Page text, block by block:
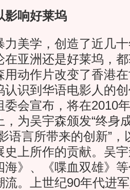
响好莱坞
学，创造了近几十
在亚洲还是好莱坞，
用动作片改变了香港
认识到华语电影人的
委会宣布，将在2010
，为吴宇森颁发“终身
语言所带来的创新”
史上所作的贡献。吴
海》、《喋血双雄》
流。上世纪90年代进